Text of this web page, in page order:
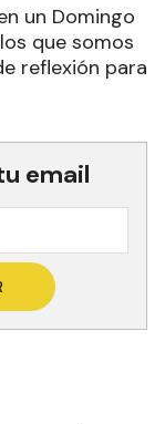
un Domingo
que somos
reflexión para
email